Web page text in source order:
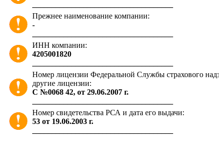
Прежнее наименование компании:
-
ИНН компании:
4205001820
Номер лицензии Федеральной Службы страхового
другие лицензии:
С №0068 42, от 29.06.2007 г.
Номер свидетельства РСА и дата его выдачи:
53 от 19.06.2003 г.